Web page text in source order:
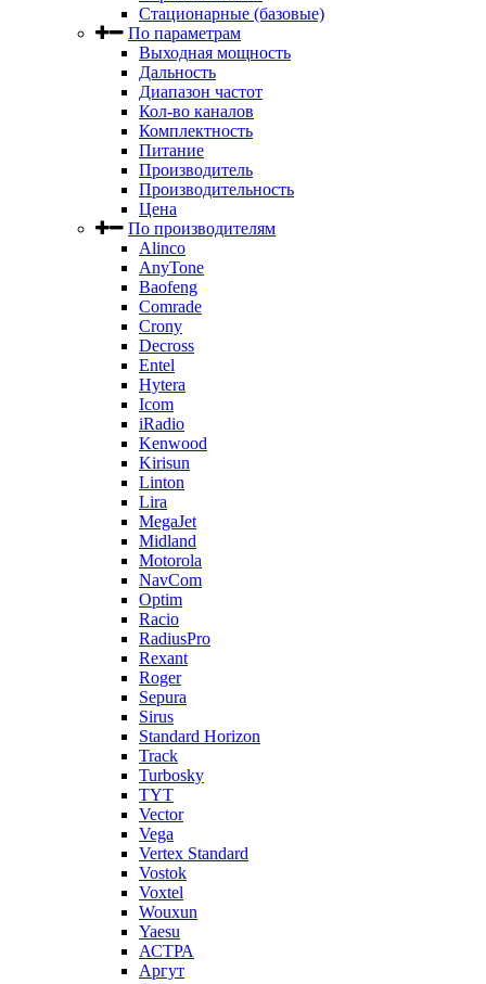
Стационарные (базовые)
По параметрам
Выходная мощность
Дальность
Диапазон частот
Кол-во каналов
Комплектность
Питание
Производитель
Производительность
Цена
По производителям
Alinco
AnyTone
Baofeng
Comrade
Crony
Decross
Entel
Hytera
Icom
iRadio
Kenwood
Kirisun
Linton
Lira
MegaJet
Midland
Motorola
NavCom
Optim
Racio
RadiusPro
Rexant
Roger
Sepura
Sirus
Standard Horizon
Track
Turbosky
TYT
Vector
Vega
Vertex Standard
Vostok
Voxtel
Wouxun
Yaesu
АСТРА
Аргут